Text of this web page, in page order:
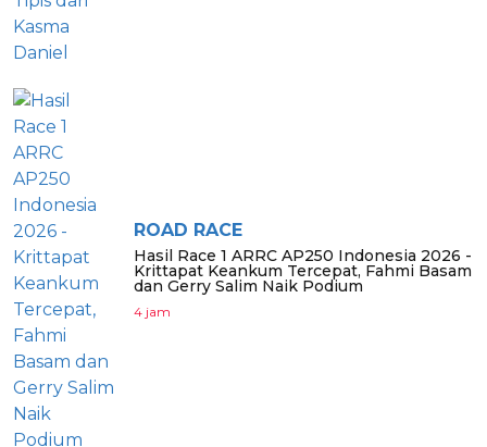
ROAD RACE
Hasil Race 1 ARRC AP250 Indonesia 2026 -
Krittapat Keankum Tercepat, Fahmi Basam
dan Gerry Salim Naik Podium
4 jam